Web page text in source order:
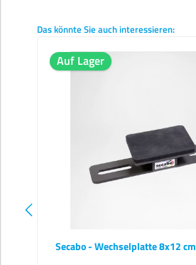
Produktgalerie überspringen
Das könnte Sie auch interessieren:
Auf Lager
Secabo - Wechselplatte 8x12 cm